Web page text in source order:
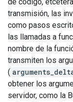
transmisión, las
como pasos
las llamadas a
nombre de la
transmiten los
(
obtener los
servidor, como la